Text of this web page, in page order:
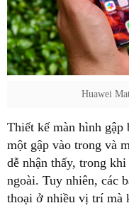
Huawei
Thiết kế màn hình gập
một gập vào trong và
dễ nhận thấy, trong
ngoài. Tuy nhiên, các
thoại ở nhiều vị trí mà